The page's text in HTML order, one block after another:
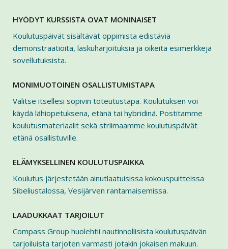
HYÖDYT KURSSISTA OVAT MONINAISET
Koulutuspäivät sisältävät oppimista edistäviä
demonstraatioita, laskuharjoituksia ja oikeita esimerkkejä
sovellutuksista.
MONIMUOTOINEN OSALLISTUMISTAPA
Valitse itsellesi sopivin toteutustapa. Koulutuksen voi
käydä lähiopetuksena, etänä tai hybridinä. Postitamme
koulutusmateriaalit sekä striimaamme koulutuspäivät
etänä osallistuville.
ELÄMYKSELLINEN KOULUTUSPAIKKA
Koulutus järjestetään ainutlaatuisissa kokouspuitteissa
Sibeliustalossa, Vesijärven rantamaisemissa.
LAADUKKAAT TARJOILUT
Compass Group huolehtii nautinnollisista koulutuspäivän
tarjoiluista tarjoten varmasti jotakin jokaisen makuun.